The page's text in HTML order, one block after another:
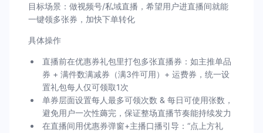
目标场景：做视频号/私域直播，希望用户进直播间就能
一键领多张券，加快下单转化
具体操作
直播前在优惠券礼包里打包多张直播券：如主推单品
券 + 满件数满减券（满3件可用）+ 运费券，统一设
置礼包每人仅可领取1次
单券层面设置每人最多可领次数 & 每日可使用张数，
避免用户一次性薅完，保证整场直播节奏能持续发力
在直播间用优惠券弹窗+主播口播引导：“点上方礼